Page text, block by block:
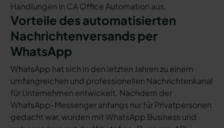
Handlungen in CA Office Automation aus.
Vorteile des automatisierten
Nachrichtenversands per
WhatsApp
WhatsApp hat sich in den letzten Jahren zu einem
umfangreichen und professionellen Nachrichtenkanal
für Unternehmen entwickelt. Nachdem der
WhatsApp-Messenger anfangs nur für Privatpersonen
gedacht war, wurden mit WhatsApp Business und